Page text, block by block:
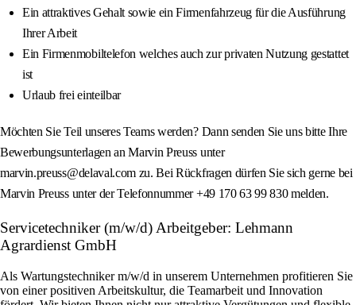
Ein attraktives Gehalt sowie ein Firmenfahrzeug für die Ausführung
Ihrer Arbeit
Ein Firmenmobiltelefon welches auch zur privaten Nutzung gestattet
ist
Urlaub frei einteilbar
Möchten Sie Teil unseres Teams werden? Dann senden Sie uns bitte Ihre
Bewerbungsunterlagen an Marvin Preuss unter
marvin.preuss@delaval.com zu. Bei Rückfragen dürfen Sie sich gerne bei
Marvin Preuss unter der Telefonnummer +49 170 63 99 830 melden.
Servicetechniker (m/w/d) Arbeitgeber: Lehmann
Agrardienst GmbH
Als Wartungstechniker m/w/d in unserem Unternehmen profitieren Sie
von einer positiven Arbeitskultur, die Teamarbeit und Innovation